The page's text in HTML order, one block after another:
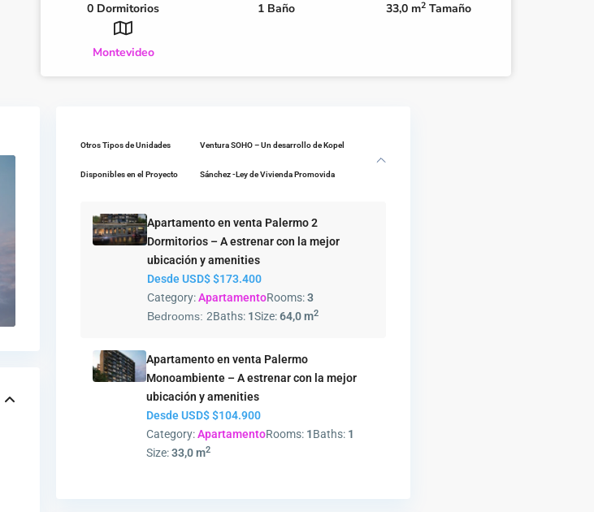
0 Dormitorios 1 Baño 33,0 m2 Tamaño
Montevideo
Otros Tipos de Unidades
Disponibles en el Proyecto
Ventura SOHO – Un desarrollo de Kopel
Sánchez -Ley de Vivienda Promovida
Apartamento en venta Palermo 2
Dormitorios – A estrenar con la mejor
ubicación y amenities
Desde USD$$173.400
Category:ApartamentoRooms:3
Bedrooms: 2Baths: 1Size:64,0 m2
Apartamento en venta Palermo
Monoambiente – A estrenar con la mejor
ubicación y amenities
Desde USD$$104.900
Category:ApartamentoRooms: 1Baths: 1
Size:33,0 m2